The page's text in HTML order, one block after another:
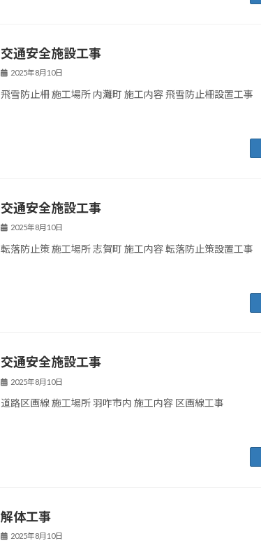
交通安全施設工事
2025年8月10日
飛雪防止柵 施工場所 内灘町 施工内容 飛雪防止柵設置工事
交通安全施設工事
2025年8月10日
転落防止策 施工場所 志賀町 施工内容 転落防止策設置工事
交通安全施設工事
2025年8月10日
道路区画線 施工場所 羽咋市内 施工内容 区画線工事
解体工事
2025年8月10日